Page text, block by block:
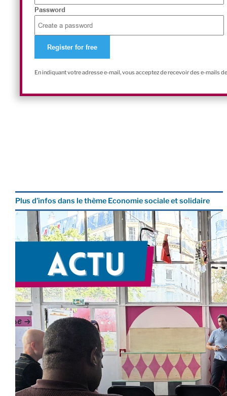
Password
En indiquant votre adresse e-mail, vous acceptez de recevoir des e-mails
Plus d’infos dans le thème Economie sociale et solidaire